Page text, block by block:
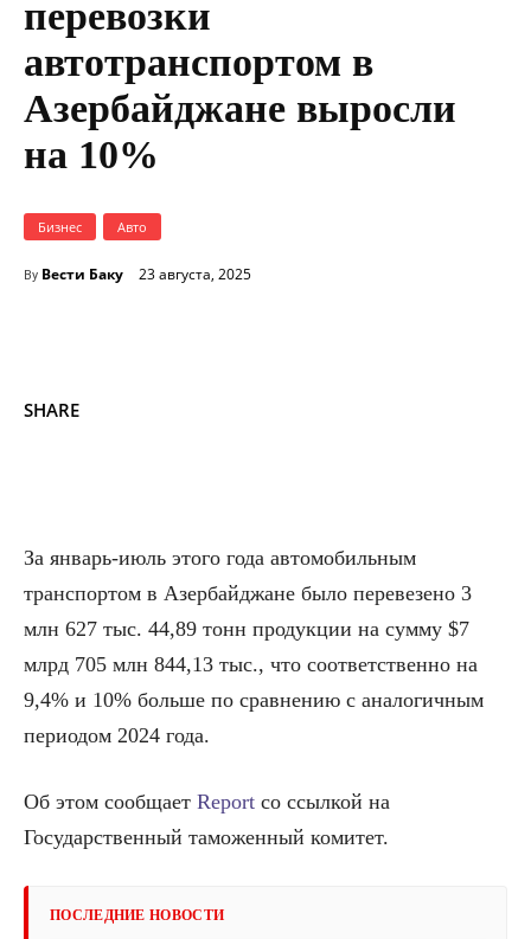
перевозки
автотранспортом в
Азербайджане выросли
на 10%
Бизнес Авто
By Вести Баку 23 августа, 2025
SHARE
За январь-июль этого года автомобильным
транспортом в Азербайджане было перевезено 3
млн 627 тыс. 44,89 тонн продукции на сумму $7
млрд 705 млн 844,13 тыс., что соответственно на
9,4% и 10% больше по сравнению с аналогичным
периодом 2024 года.
Об этом сообщает Report со ссылкой на
Государственный таможенный комитет.
ПОСЛЕДНИЕ НОВОСТИ